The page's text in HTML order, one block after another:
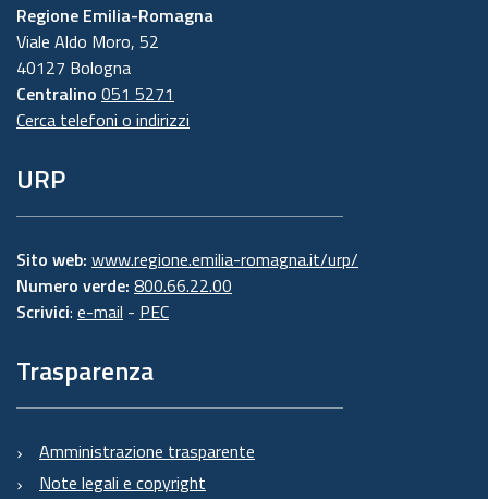
Regione Emilia-Romagna
Viale Aldo Moro, 52
40127 Bologna
Centralino 051 5271
Cerca telefoni o indirizzi
URP
Sito web: www.regione.emilia-romagna.it/urp/
Numero verde: 800.66.22.00
Scrivici: e-mail - PEC
Trasparenza
Amministrazione trasparente
Note legali e copyright